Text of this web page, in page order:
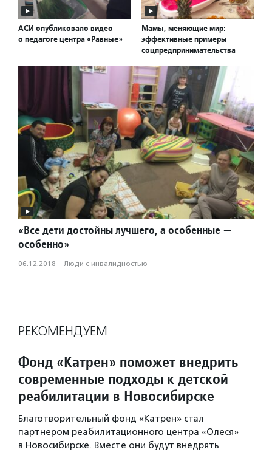
АСИ опубликовало видео
о педагоге центра «Равные»
Мамы, меняющие мир:
эффективные примеры
соцпредпринимательства
«Все дети достойны лучшего, а особенные —
особенно»
06.12.2018 · Люди с инвалидностью
РЕКОМЕНДУЕМ
Фонд «Катрен» поможет внедрить
современные подходы к детской
реабилитации в Новосибирске
Благотворительный фонд «Катрен» стал
партнером реабилитационного центра «Олеся»
в Новосибирске. Вместе они будут внедрять